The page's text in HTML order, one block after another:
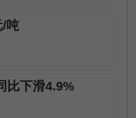
/吨
比下滑4.9%